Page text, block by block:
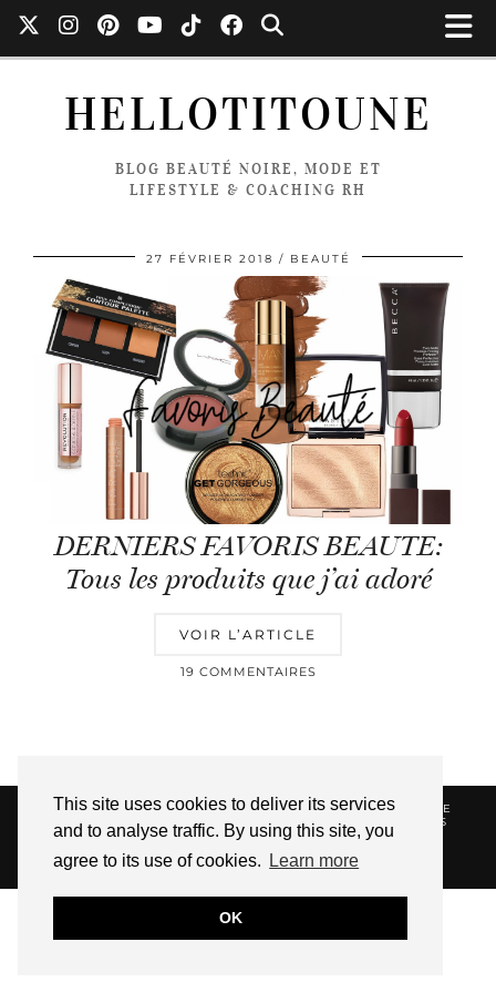
This site uses cookies to deliver its services
and to analyse traffic. By using this site, you
agree to its use of cookies.
Learn more
OK
HELLOTITOUNE
BLOG BEAUTÉ NOIRE, MODE ET
LIFESTYLE & COACHING RH
27 FÉVRIER 2018 BEAUTÉ
DERNIERS FAVORIS BEAUTE:
Tous les produits que j’ai adoré
VOIR L’ARTICLE
19 COMMENTAIRES
© 2026HELLOTITOUNE CONTACT
POLITIQUE DE
CONFIDENTIALITÉ
VUE DANS LA PRESSE
LIENS
AFFILIES
WEBSITE DESIGN BYpipdig